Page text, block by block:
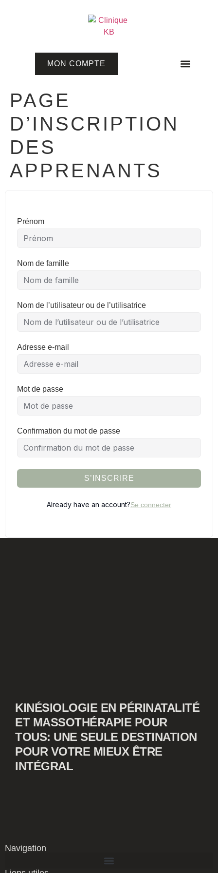
MON COMPTE
PAGE
D’INSCRIPTION
DES
APPRENANTS
Prénom
Nom de famille
Nom de l’utilisateur ou de l’utilisatrice
Adresse e-mail
Mot de passe
Confirmation du mot de passe
S’INSCRIRE
Already have an account?Se connecter
KINÉSIOLOGIE EN PÉRINATALITÉ
ET MASSOTHÉRAPIE POUR
TOUS: UNE SEULE DESTINATION
POUR VOTRE MIEUX ÊTRE
INTÉGRAL
Navigation